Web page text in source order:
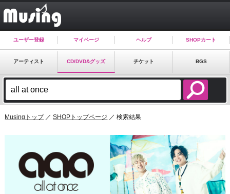
ユーザー登録 マイページ ヘルプ SHOPカート
アーティスト CD/DVD&グッズ チケット BGS
Musingトップ／SHOPトップページ ／ 検索結果